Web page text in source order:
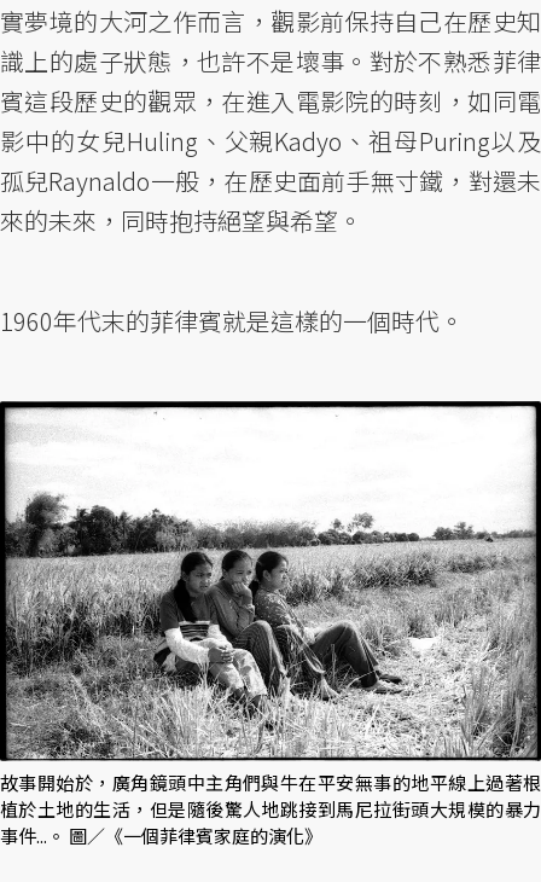
實夢境的大河之作而言，觀影前保持自己在歷史知
識上的處子狀態，也許不是壞事。對於不熟悉菲律
賓這段歷史的觀眾，在進入電影院的時刻，如同電
影中的女兒Huling、父親Kadyo、祖母Puring以及
孤兒Raynaldo一般，在歷史面前手無寸鐵，對還未
來的未來，同時抱持絕望與希望。
1960年代末的菲律賓就是這樣的一個時代。
故事開始於，廣角鏡頭中主角們與牛在平安無事的地平線上過著根
植於土地的生活，但是隨後驚人地跳接到馬尼拉街頭大規模的暴力
事件...。 圖／《一個菲律賓家庭的演化》